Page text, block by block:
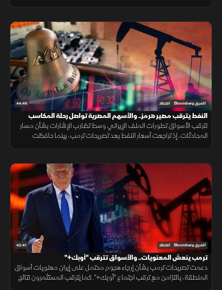
44:46 الشرق Bloomberg اقتصاد
النفط يترقب مصير هرمز.. والأسهم المصرية تواصل رحلة المكاسب
تترقب الأسواق تطورات الملف الإيراني وسط تضارب الإشارات بشأن مسار
المحادثات، إذ تراجعت أسعار النفط بعد تصريحات ترمب، بينما حافظت
42:41 الشرق Bloomberg اقتصاد
ترمب ينعش المعنويات.. والأسواق تترقب "أوبك+"
دعمت تصريحات ترمب بشأن إرجاء هجوم محتمل على إيران معنويات أسواق
المنطقة، بالتزامن مع ترقب اجتماع "أوبك+". كما يترقب المستثمرون نتائج